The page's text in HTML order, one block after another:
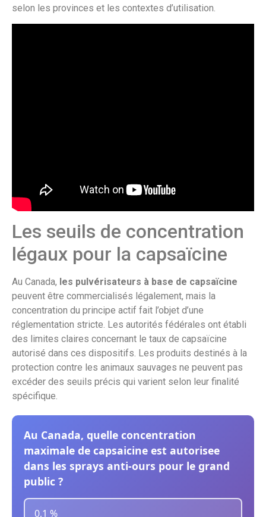
selon les provinces et les contextes d’utilisation.
Les seuils de concentration
légaux pour la capsaïcine
Au Canada, les pulvérisateurs à base de capsaïcine
peuvent être commercialisés légalement, mais la
concentration du principe actif fait l’objet d’une
réglementation stricte. Les autorités fédérales ont établi
des limites claires concernant le taux de capsaïcine
autorisé dans ces dispositifs. Les produits destinés à la
protection contre les animaux sauvages ne peuvent pas
excéder des seuils précis qui varient selon leur finalité
spécifique.
Au Canada, quelle concentration
maximale de capsaicine est autorisee
dans les sprays anti-ours pour le grand
public ?
0,1 %